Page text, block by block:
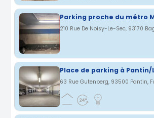
63 Rue Gutenberg, 93500 Pantin,